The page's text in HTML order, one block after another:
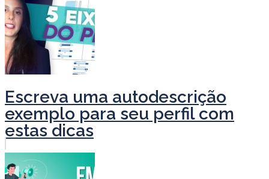
Escreva uma autodescrição
exemplo para seu perfil com
estas dicas